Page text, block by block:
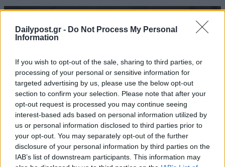
Dailypost.gr - Do Not Process My Personal
Information
If you wish to opt-out of the sale, sharing to third parties, or
processing of your personal or sensitive information for
targeted advertising by us, please use the below opt-out
section to confirm your selection. Please note that after your
opt-out request is processed you may continue seeing
interest-based ads based on personal information utilized by
us or personal information disclosed to third parties prior to
your opt-out. You may separately opt-out of the further
disclosure of your personal information by third parties on the
IAB’s list of downstream participants. This information may